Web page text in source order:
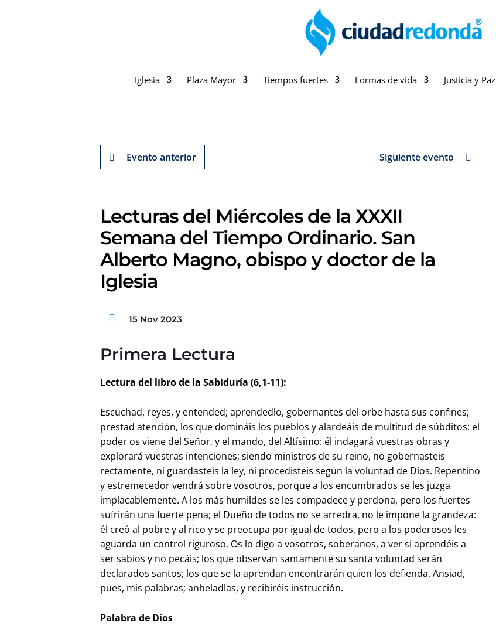
Iglesia Plaza Mayor Tiempos fuertes Formas de vida Justicia y Paz
Evento anterior Siguiente evento
Lecturas del Miércoles de la XXXII
Semana del Tiempo Ordinario. San
Alberto Magno, obispo y doctor de la
Iglesia
15 Nov 2023
Primera Lectura
Lectura del libro de la Sabiduría (6,1-11):
Escuchad, reyes, y entended; aprendedlo, gobernantes del orbe hasta sus confines;
prestad atención, los que domináis los pueblos y alardeáis de multitud de súbditos; el
poder os viene del Señor, y el mando, del Altísimo: él indagará vuestras obras y
explorará vuestras intenciones; siendo ministros de su reino, no gobernasteis
rectamente, ni guardasteis la ley, ni procedisteis según la voluntad de Dios. Repentino
y estremecedor vendrá sobre vosotros, porque a los encumbrados se les juzga
implacablemente. A los más humildes se les compadece y perdona, pero los fuertes
sufrirán una fuerte pena; el Dueño de todos no se arredra, no le impone la grandeza:
él creó al pobre y al rico y se preocupa por igual de todos, pero a los poderosos les
aguarda un control riguroso. Os lo digo a vosotros, soberanos, a ver si aprendéis a
ser sabios y no pecáis; los que observan santamente su santa voluntad serán
declarados santos; los que se la aprendan encontrarán quien los defienda. Ansiad,
pues, mis palabras; anheladlas, y recibiréis instrucción.
Palabra de Dios